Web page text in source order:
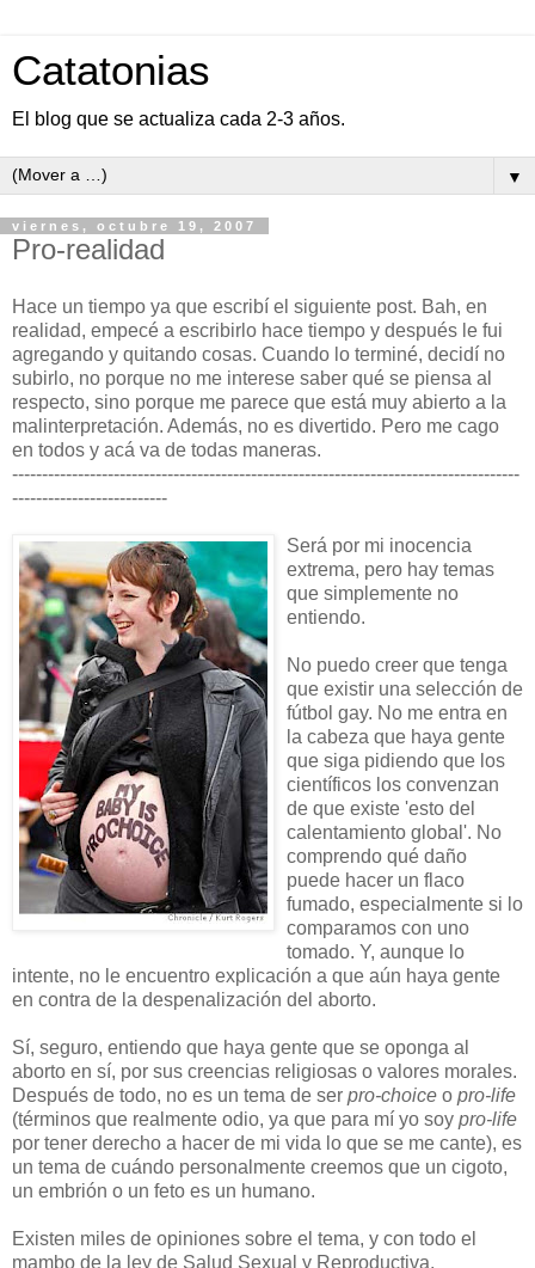
Catatonias
El blog que se actualiza cada 2-3 años.
▼
viernes, octubre 19, 2007
Pro-realidad
Hace un tiempo ya que escribí el siguiente post. Bah, en
realidad, empecé a escribirlo hace tiempo y después le fui
agregando y quitando cosas. Cuando lo terminé, decidí no
subirlo, no porque no me interese saber qué se piensa al
respecto, sino porque me parece que está muy abierto a la
malinterpretación. Además, no es divertido. Pero me cago
en todos y acá va de todas maneras.
-------------------------------------------------------------------------------------
--------------------------
Será por mi inocencia
extrema, pero hay temas
que simplemente no
entiendo.
No puedo creer que tenga
que existir una selección de
fútbol gay. No me entra en
la cabeza que haya gente
que siga pidiendo que los
científicos los convenzan
de que existe 'esto del
calentamiento global'. No
comprendo qué daño
puede hacer un flaco
fumado, especialmente si lo
comparamos con uno
tomado. Y, aunque lo
intente, no le encuentro explicación a que aún haya gente
en contra de la despenalización del aborto.
Sí, seguro, entiendo que haya gente que se oponga al
aborto en sí, por sus creencias religiosas o valores morales.
Después de todo, no es un tema de ser pro-choice o pro-life
(términos que realmente odio, ya que para mí yo soy pro-life
por tener derecho a hacer de mi vida lo que se me cante), es
un tema de cuándo personalmente creemos que un cigoto,
un embrión o un feto es un humano.
Existen miles de opiniones sobre el tema, y con todo el
mambo de la ley de Salud Sexual y Reproductiva,